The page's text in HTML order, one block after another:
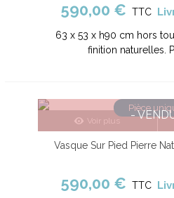
590,00 € TTC
63 x 53 x h90 cm hors
finition naturelles.
Pièce
-
Voir plus
Vasque Sur Pied Pierre
590,00 € TTC